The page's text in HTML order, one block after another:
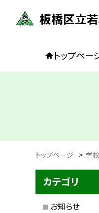
板橋区立
トップペー
トップページ > 学
カテゴリ
お知らせ